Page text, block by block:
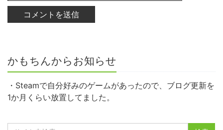
かもちんからお知らせ
・Steamで自分好みのゲームがあったので、ブログ更新を
1か月くらい放置してました。